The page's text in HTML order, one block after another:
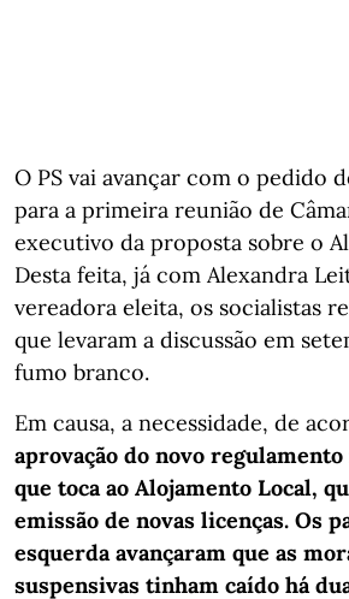
O PS vai avançar com o pedido
para a primeira reunião de
executivo da proposta sobre o
Desta feita, já com Alexandra
vereadora eleita, os socialistas
que levaram a discussão em
fumo branco.
Em causa, a necessidade, de
aprovação do novo
que toca ao Alojamento Local,
emissão de novas licenças. Os
esquerda avançaram que as
suspensivas tinham caído há